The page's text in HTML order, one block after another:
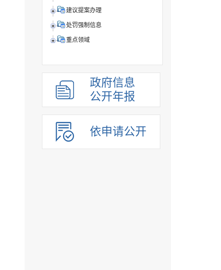
建议提案办理
处罚强制信息
重点领域
政府信息
公开年报
依申请公开